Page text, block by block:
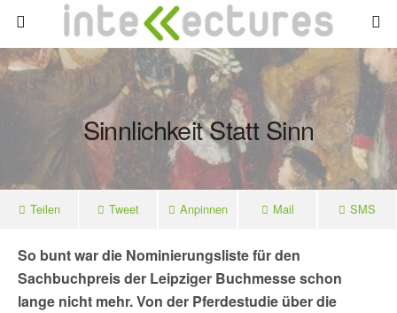
Sinnlichkeit Statt Sinn
Teilen Tweet Anpinnen Mail SMS
So bunt war die Nominierungsliste für den
Sachbuchpreis der Leipziger Buchmesse schon
lange nicht mehr. Von der Pferdestudie über die